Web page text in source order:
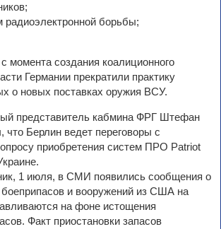
радиоэлектронной борьбы;
момента создания коалиционного
Германии прекратили практику
о новых поставках оружия ВСУ.
представитель кабмина ФРГ Штефан
что Берлин ведет переговоры с
приобретения систем ПРО Patriot
1 июля, в СМИ появились сообщения о
боеприпасов и вооружений из США на
на фоне истощения
Факт приостановки запасов